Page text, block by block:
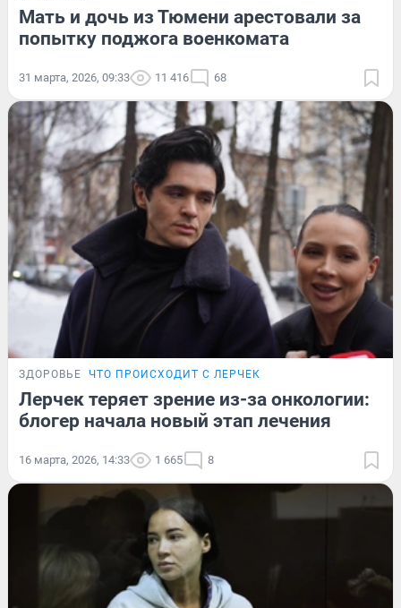
Мать и дочь из Тюмени арестовали за
попытку поджога военкомата
31 марта, 2026, 09:33 11 416 68
ЗДОРОВЬЕ ЧТО ПРОИСХОДИТ С ЛЕРЧЕК
Лерчек теряет зрение из-за онкологии:
блогер начала новый этап лечения
16 марта, 2026, 14:33 1 665 8